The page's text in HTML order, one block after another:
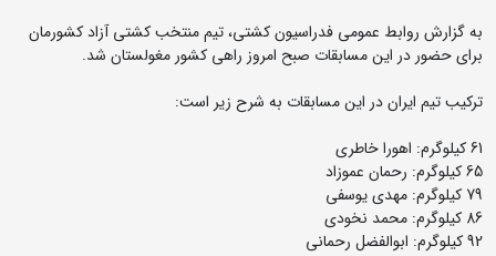
به گزارش روابط عمومی فدراسیون کشتی، تیم منتخب کشتی آزاد کشورمان
برای حضور در این مسابقات صبح امروز راهی کشور مغولستان شد.
ترکیب تیم ایران در این مسابقات به شرح زیر است:
61 کیلوگرم: اهورا خاطری
65 کیلوگرم: رحمان عموزاد
79 کیلوگرم: مهدی یوسفی
86 کیلوگرم: محمد نخودی
92 کیلوگرم: ابوالفضل رحمانی